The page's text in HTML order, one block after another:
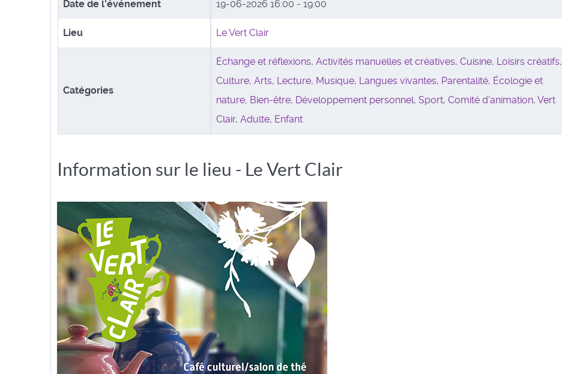
Date de l'événement 19-06-2026 16:00 - 19:00
Lieu Le Vert Clair
Catégories
Échange et réflexions, Activités manuelles et créatives, Cuisine, Loisirs créatifs,
Culture, Arts, Lecture, Musique, Langues vivantes, Parentalité, Écologie et
nature, Bien-être, Développement personnel, Sport, Comité d'animation, Vert
Clair, Adulte, Enfant
Information sur le lieu - Le Vert Clair